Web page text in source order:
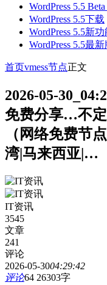
WordPress 5.5
WordPress 5.5下载
WordPress 5.5新
WordPress 5.5最
首页vmess节点正文
2026-05-
免费分享…不
（网络免费节
湾|马来西亚|…
IT资讯
3545
文章
241
评论
2026-05-3004:29:42
评论64 26303字